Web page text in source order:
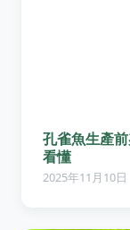
孔雀魚生產
看懂
2025年11月10日